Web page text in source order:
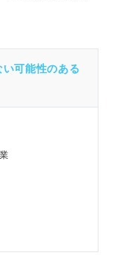
可能性のある